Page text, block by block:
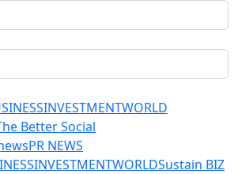
INVESTMENTWORLD
Better Social
PR NEWS
INVESTMENTWORLDSustain BIZ